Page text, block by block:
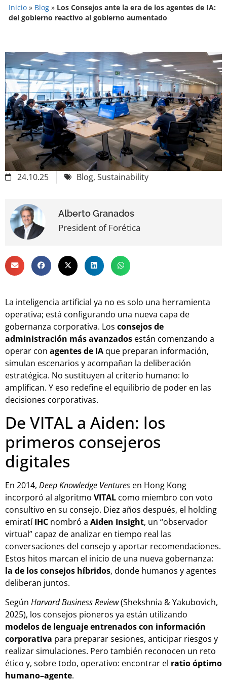
Inicio » Blog » Los Consejos ante la era de los agentes de IA:
del gobierno reactivo al gobierno aumentado
24.10.25 Blog, Sustainability
Alberto Granados
President of Forética
La inteligencia artificial ya no es solo una herramienta
operativa; está configurando una nueva capa de
gobernanza corporativa. Los consejos de
administración más avanzados están comenzando a
operar con agentes de IA que preparan información,
simulan escenarios y acompañan la deliberación
estratégica. No sustituyen al criterio humano: lo
amplifican. Y eso redefine el equilibrio de poder en las
decisiones corporativas.
De VITAL a Aiden: los
primeros consejeros
digitales
En 2014, Deep Knowledge Ventures en Hong Kong
incorporó al algoritmo VITAL como miembro con voto
consultivo en su consejo. Diez años después, el holding
emiratíIHC nombró a Aiden Insight, un “observador
virtual” capaz de analizar en tiempo real las
conversaciones del consejo y aportar recomendaciones.
Estos hitos marcan el inicio de una nueva gobernanza:
la de los consejos híbridos, donde humanos y agentes
deliberan juntos.
Según Harvard Business Review(Shekshnia & Yakubovich,
2025), los consejos pioneros ya están utilizando
modelos de lenguaje entrenados con información
corporativa para preparar sesiones, anticipar riesgos y
realizar simulaciones. Pero también reconocen un reto
ético y, sobre todo, operativo: encontrar el ratio óptimo
humano–agente.